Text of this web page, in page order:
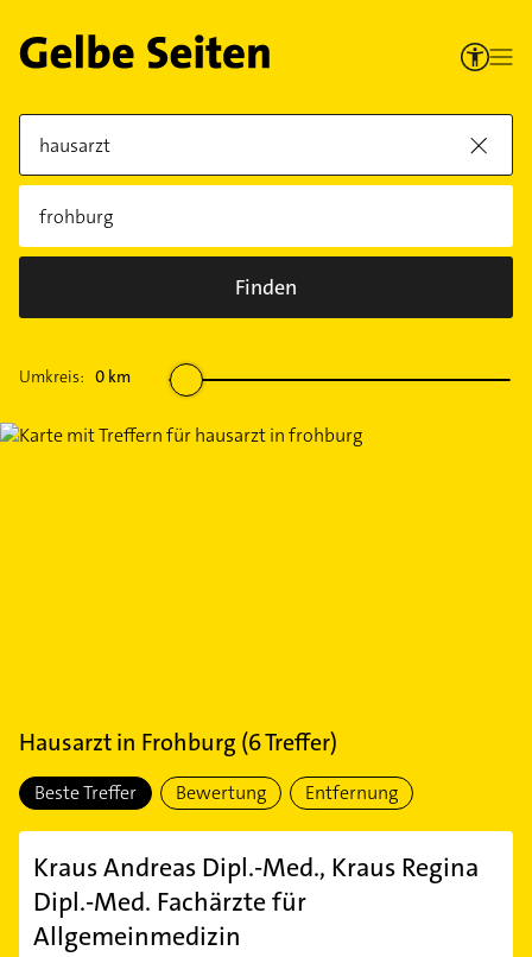
Finden
Umkreis: 0 km
Hausarztin Frohburg (6Treffer)
Beste Treffer Bewertung Entfernung
Kraus Andreas Dipl.-Med., Kraus Regina
Dipl.-Med. Fachärzte für
Allgemeinmedizin